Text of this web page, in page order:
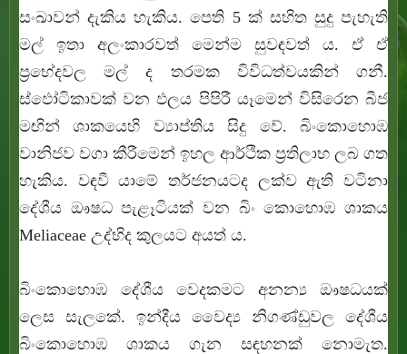
සංඛාවන් දැකිය හැකිය. පෙති 5 ක් සහිත සුදු පැහැති
මල් ඉතා අලංකාරවත් මෙන්ම සුවඳවත් ය. ඒ ඒ
ප්‍රභේදවල මල් ද තරමක විවිධත්වයකින් ගනී.
ස්ඵෝටිකාවක් වන ඵලය පිපිරී යෑමෙන් විසිරෙන බීජ
මඟින් ශාකයෙහි ව්‍යාප්තිය සිදු වේ. බිංකොහොඹ
වානිජව වගා කීරීමෙන් ඉහල ආර්ථික ප්‍රතිලාභ ලබ ගත
හැකිය. වඳවී යාමේ තර්ජනයටද ලක්ව ඇති වටිනා
දේශීය ඖෂධ පැළෑටියක් වන බිං කොහොඹ ශාකය
Meliaceae උද්භිද කුලයට අයත් ය.
බිංකොහොඹ දේශීය වෙදකමට අනන්‍ය ඖෂධයක්
ලෙස සැලකේ. ඉන්දීය වෛද්‍ය නිගණ්ඩුවල දේශීය
බිංකොහොඹ ශාකය ගැන සඳහනක් නොමැත.